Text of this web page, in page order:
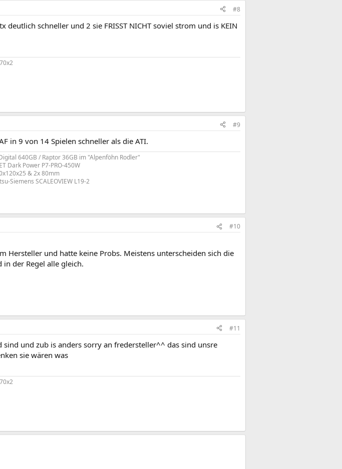
#8
schneller und 2 sie FRISST NICHT soviel strom und is KEIN
#9
in 9 von 14 Spielen schneller als die ATI.
640GB / Raptor 36GB im "Alpenföhn Rodler"
Dark Power P7-PRO-450W
& 2x 80mm
Siemens SCALEOVIEW L19-2
#10
Hersteller und hatte keine Probs. Meistens unterscheiden sich die
der Regel alle gleich.
#11
sind und zub is anders sorry an fredersteller^^ das sind unsre
sie wären was